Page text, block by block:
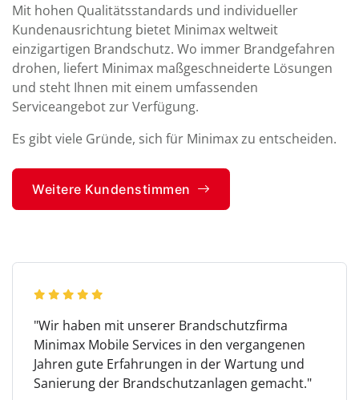
Mit hohen Qualitätsstandards und individueller
Kundenausrichtung bietet Minimax weltweit
einzigartigen Brandschutz. Wo immer Brandgefahren
drohen, liefert Minimax maßgeschneiderte Lösungen
und steht Ihnen mit einem umfassenden
Serviceangebot zur Verfügung.
Es gibt viele Gründe, sich für Minimax zu entscheiden.
Weitere Kundenstimmen
"Wir haben mit unserer Brandschutzfirma
Minimax Mobile Services in den vergangenen
Jahren gute Erfahrungen in der Wartung und
Sanierung der Brandschutzanlagen gemacht."